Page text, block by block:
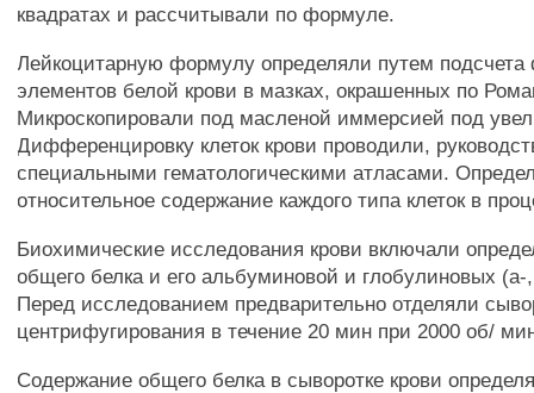
квадратах и рассчитывали по формуле.
Лейкоцитарную формулу определяли путем
элементов белой крови в мазках, окрашенных по
Микроскопировали под масленой иммерсией под
Дифференцировку клеток крови проводили,
специальными гематологическими атласами.
относительное содержание каждого типа клеток в
Биохимические исследования крови включали
общего белка и его альбуминовой и глобулиновых
Перед исследованием предварительно отделяли
центрифугирования в течение 20 мин при 2000 об/
Содержание общего белка в сыворотке крови